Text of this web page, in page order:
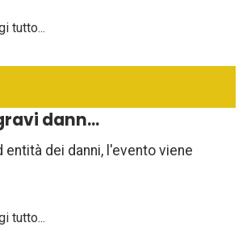
tutto...
dann...
entità dei danni, l'evento viene
tutto...